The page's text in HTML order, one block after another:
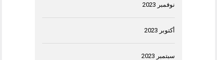
نوفمبر 2023
أكتوبر 2023
سبتمبر 2023